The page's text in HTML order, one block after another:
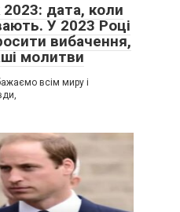
дата, коли
У 2023 Році
вибачення,
молитви
всім миру і